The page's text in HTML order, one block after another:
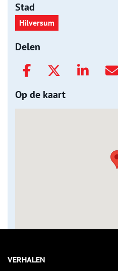
Stad
Hilversum
Delen
Op de kaart
VERHALEN